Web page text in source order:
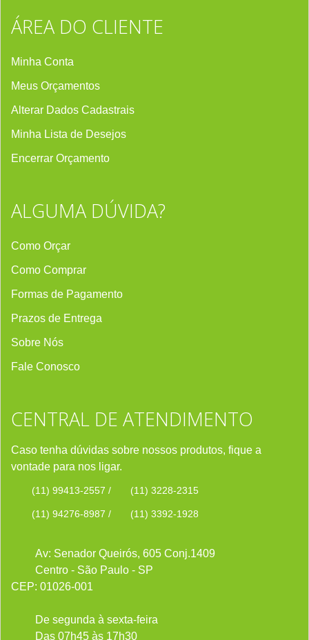
ÁREA DO CLIENTE
Minha Conta
Meus Orçamentos
Alterar Dados Cadastrais
Minha Lista de Desejos
Encerrar Orçamento
ALGUMA DÚVIDA?
Como Orçar
Como Comprar
Formas de Pagamento
Prazos de Entrega
Sobre Nós
Fale Conosco
CENTRAL DE ATENDIMENTO
Caso tenha dúvidas sobre nossos produtos, fique a
vontade para nos ligar.
(11) 99413-2557 / (11) 3228-2315
(11) 94276-8987 / (11) 3392-1928
Av: Senador Queirós, 605 Conj.1409
Centro - São Paulo - SP
CEP: 01026-001
De segunda à sexta-feira
Das 07h45 às 17h30